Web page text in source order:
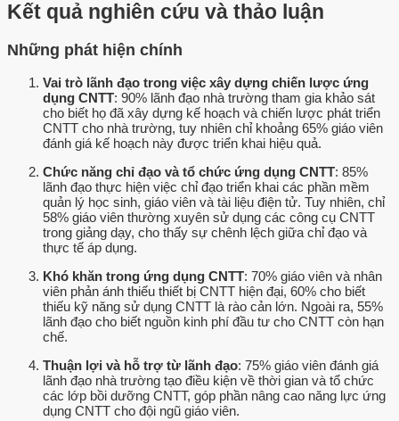
Kết quả nghiên cứu và thảo luận
Những phát hiện chính
Vai trò lãnh đạo trong việc xây dựng chiến lược ứng
dụng CNTT: 90% lãnh đạo nhà trường tham gia khảo sát
cho biết họ đã xây dựng kế hoạch và chiến lược phát triển
CNTT cho nhà trường, tuy nhiên chỉ khoảng 65% giáo viên
đánh giá kế hoạch này được triển khai hiệu quả.
Chức năng chỉ đạo và tổ chức ứng dụng CNTT: 85%
lãnh đạo thực hiện việc chỉ đạo triển khai các phần mềm
quản lý học sinh, giáo viên và tài liệu điện tử. Tuy nhiên, chỉ
58% giáo viên thường xuyên sử dụng các công cụ CNTT
trong giảng dạy, cho thấy sự chênh lệch giữa chỉ đạo và
thực tế áp dụng.
Khó khăn trong ứng dụng CNTT: 70% giáo viên và nhân
viên phản ánh thiếu thiết bị CNTT hiện đại, 60% cho biết
thiếu kỹ năng sử dụng CNTT là rào cản lớn. Ngoài ra, 55%
lãnh đạo cho biết nguồn kinh phí đầu tư cho CNTT còn hạn
chế.
Thuận lợi và hỗ trợ từ lãnh đạo: 75% giáo viên đánh giá
lãnh đạo nhà trường tạo điều kiện về thời gian và tổ chức
các lớp bồi dưỡng CNTT, góp phần nâng cao năng lực ứng
dụng CNTT cho đội ngũ giáo viên.